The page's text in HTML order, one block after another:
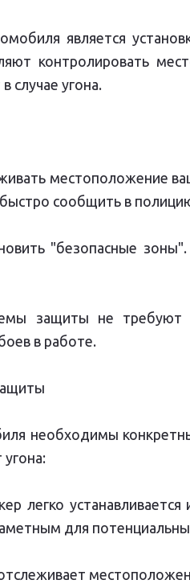
является
контролировать
случае угона.
местоположение
быстро сообщить в
"безопасные
защиты не требуют
в работе.
необходимы
для